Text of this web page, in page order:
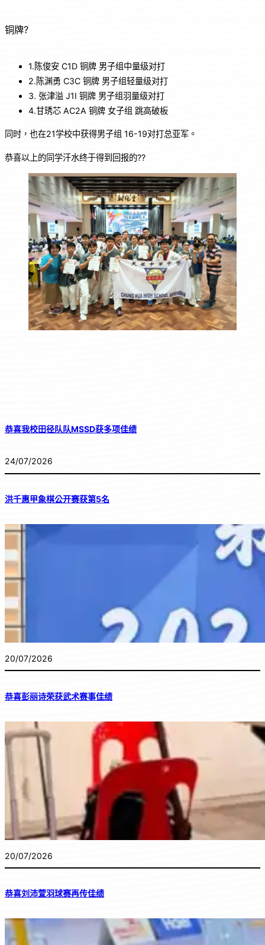
铜牌?
1.陈俊安 C1D 铜牌 男子组中量级对打
2.陈渊勇 C3C 铜牌 男子组轻量级对打
3. 张津溢 J1I 铜牌 男子组羽量级对打
4.甘琇芯 AC2A 铜牌 女子组 跳高破板
同时，也在21学校中获得男子组 16-19对打总亚军。
恭喜以上的同学汗水终于得到回报的??
恭喜我校田径队队MSSD获多项佳绩
24/07/2026
洪千惠甲象棋公开赛获第5名
20/07/2026
恭喜彭丽诗荣获武术赛事佳绩
20/07/2026
恭喜刘沛萱羽球赛再传佳绩